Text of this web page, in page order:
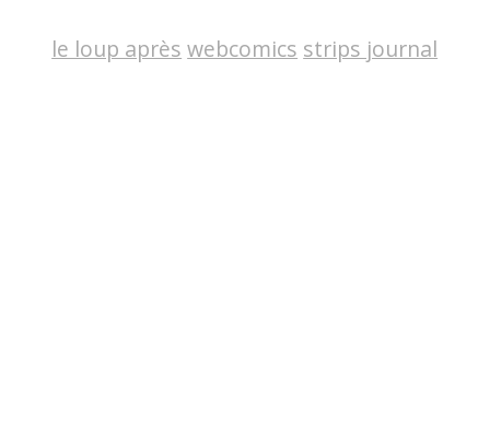
le loup après webcomics strips journal